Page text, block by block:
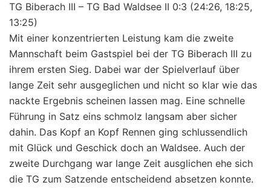
TG Biberach III – TG Bad Waldsee II 0:3 (24:26, 18:25,
13:25)
Mit einer konzentrierten Leistung kam die zweite
Mannschaft beim Gastspiel bei der TG Biberach III zu
ihrem ersten Sieg. Dabei war der Spielverlauf über
lange Zeit sehr ausgeglichen und nicht so klar wie das
nackte Ergebnis scheinen lassen mag. Eine schnelle
Führung in Satz eins schmolz langsam aber sicher
dahin. Das Kopf an Kopf Rennen ging schlussendlich
mit Glück und Geschick doch an Waldsee. Auch der
zweite Durchgang war lange Zeit ausglichen ehe sich
die TG zum Satzende entscheidend absetzen konnte.